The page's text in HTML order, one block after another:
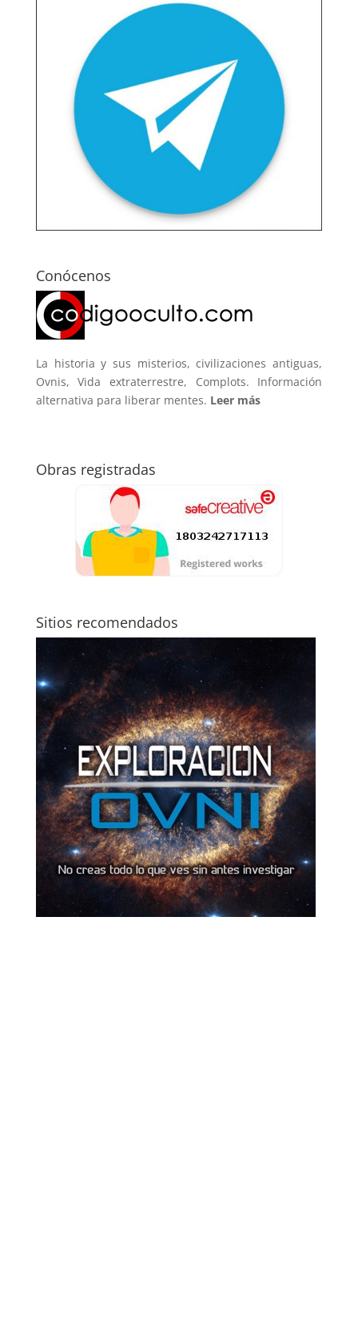
Conócenos
La historia y sus misterios, civilizaciones antiguas,
Ovnis, Vida extraterrestre, Complots. Información
alternativa para liberar mentes. Leer más
Obras registradas
Sitios recomendados